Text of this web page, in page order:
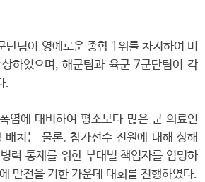
단팀이 영예로운 종합 1위를 차지하여 미
하였으며, 해군팀과 육군 7군단팀이 각
.
염에 대비하여 평소보다 많은 군 의료인
배치는 물론, 참가선수 전원에 대해 상해
력 통제를 위한 부대별 책임자를 임명하
만전을 기한 가운데 대회를 진행하였다.